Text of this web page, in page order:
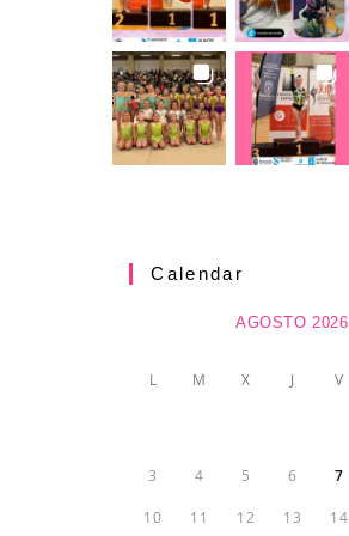
Calendar
AGOSTO 2026
L M X J V
3 4 5 6 7
10 11 12 13 14